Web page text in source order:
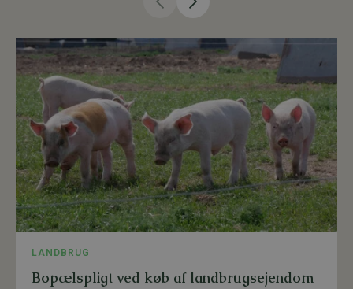
LANDBRUG
Bopælspligt ved køb af landbrugsejendom